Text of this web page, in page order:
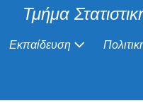
Τμήμα
Εκπαίδευση